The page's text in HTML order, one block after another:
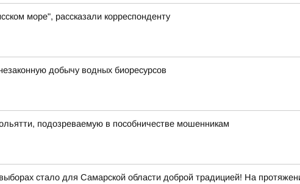
море", рассказали корреспонденту
добычу водных биоресурсов
подозреваемую в пособничестве мошенникам
стало для Самарской области доброй традицией! На